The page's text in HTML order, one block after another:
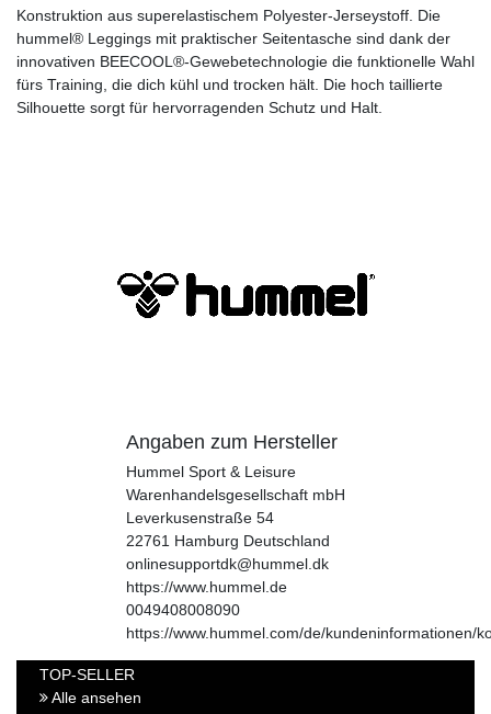
Konstruktion aus superelastischem Polyester-Jerseystoff. Die
hummel® Leggings mit praktischer Seitentasche sind dank der
innovativen BEECOOL®-Gewebetechnologie die funktionelle Wahl
fürs Training, die dich kühl und trocken hält. Die hoch taillierte
Silhouette sorgt für hervorragenden Schutz und Halt.
Angaben zum Hersteller
Hummel Sport & Leisure
Warenhandelsgesellschaft mbH
Leverkusenstraße 54
22761 Hamburg Deutschland
onlinesupportdk@hummel.dk
https://www.hummel.de
0049408008090
https://www.hummel.com/de/kundeninformationen/
TOP-SELLER
Alle ansehen